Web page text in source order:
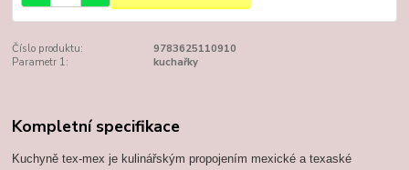
Číslo produktu:
9783625110910
Parametr 1:
kuchařky
Kompletní specifikace
Kuchyně tex-mex je kulinářským propojením mexické a texaské